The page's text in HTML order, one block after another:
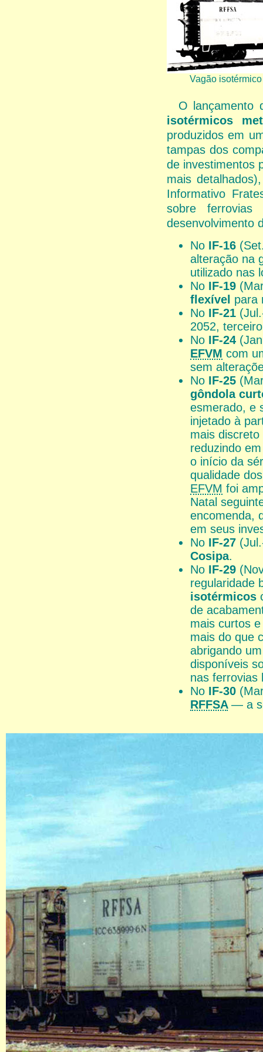
Vagão
O lançamento
isotérmicos
produzidos em
tampas dos
de investimentos
mais
Informativo
sobre
desenvolvimento
No IF-16
alteração na
utilizado nas
No IF-19
flexível para
No IF-21
2052,
No IF-24
EFVM com
sem
No IF-25
gôndola
esmerado, e
injetado à
mais
reduzindo
o início da
qualidade
EFVM foi
Natal
encomenda,
em seus
No IF-27
Cosipa.
No IF-29
regularidade
isotérmicos
de
mais curtos
mais do que
abrigando
disponíveis
nas ferrovias
No IF-30
RFFSA — a